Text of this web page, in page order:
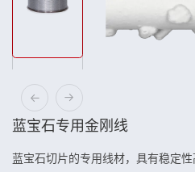
蓝宝石专用金刚线
蓝宝石切片的专用线材，具有稳定